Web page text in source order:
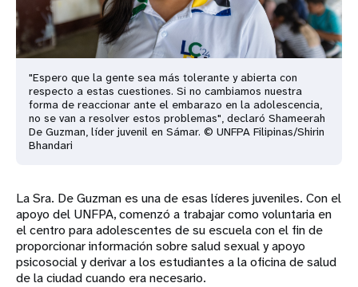
"Espero que la gente sea más tolerante y abierta con
respecto a estas cuestiones. Si no cambiamos nuestra
forma de reaccionar ante el embarazo en la adolescencia,
no se van a resolver estos problemas", declaró Shameerah
De Guzman, líder juvenil en Sámar. © UNFPA Filipinas/Shirin
Bhandari
La Sra. De Guzman es una de esas líderes juveniles. Con el
apoyo del UNFPA, comenzó a trabajar como voluntaria en
el centro para adolescentes de su escuela con el fin de
proporcionar información sobre salud sexual y apoyo
psicosocial y derivar a los estudiantes a la oficina de salud
de la ciudad cuando era necesario.